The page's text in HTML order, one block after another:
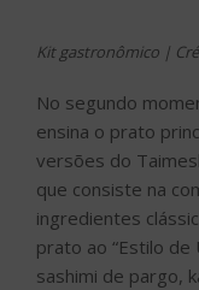
Kit gastronômico |
No segundo
ensina o prato
versões do
que consiste na
ingredientes
prato ao “Estilo de
sashimi de pargo,